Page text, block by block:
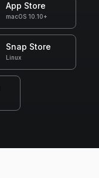
App Store
macOS 10.10+
Snap Store
Linux